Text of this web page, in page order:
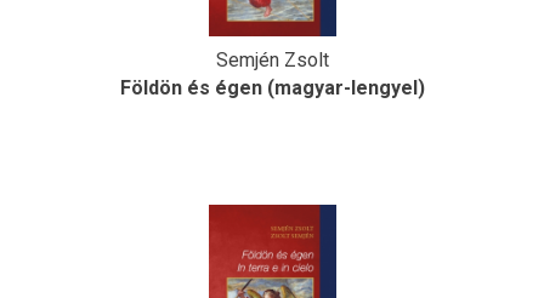
Semjén Zsolt
Földön és égen (magyar-lengyel)